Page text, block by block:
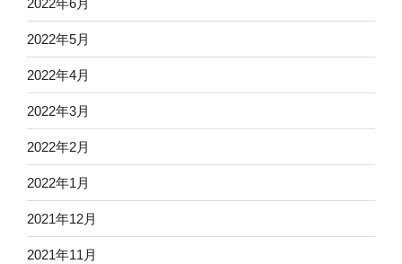
2022年6月
2022年5月
2022年4月
2022年3月
2022年2月
2022年1月
2021年12月
2021年11月